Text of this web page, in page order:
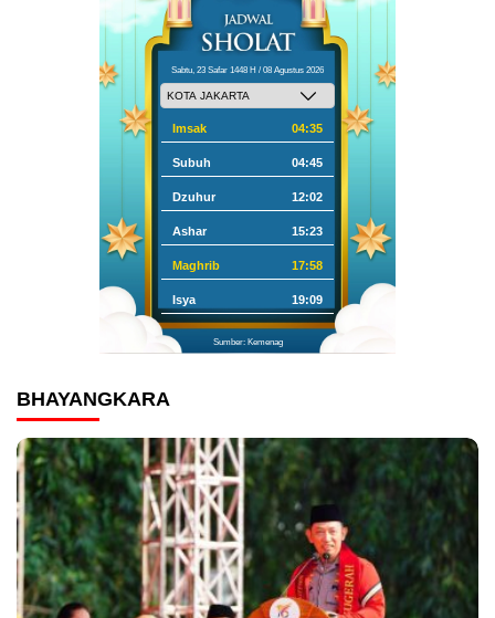
Sabtu, 23 Safar 1448 H / 08 Agustus 2026
Imsak 04:35
Subuh 04:45
Dzuhur 12:02
Ashar 15:23
Maghrib 17:58
Isya 19:09
Sumber: Kemenag
BHAYANGKARA